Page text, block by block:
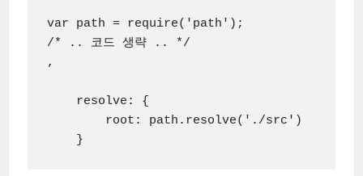
var path = require('path');
/* .. 코드 생략 .. */
,
    resolve: {
        root: path.resolve('./src')
    }